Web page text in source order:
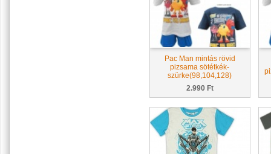
Pac Man mintás rövid
pizsama sötétkék-
szürke(98,104,128)
2.990 Ft